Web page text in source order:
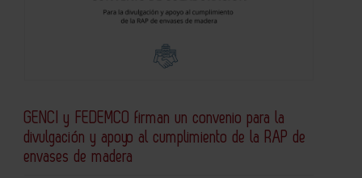
GENCI y FEDEMCO firman un convenio para la
divulgación y apoyo al cumplimiento de la RAP de
envases de madera